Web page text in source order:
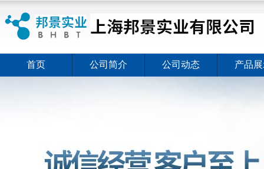
首页 公司简介 公司动态 产品